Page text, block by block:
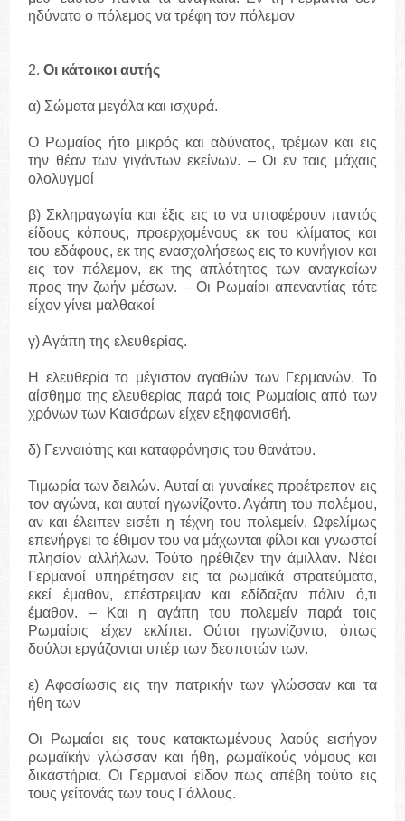
ηδύνατο ο πόλεμος να τρέφη τον πόλεμον
2.Οι κάτοικοι αυτής
α) Σώματα μεγάλα και ισχυρά.
Ο Ρωμαίος ήτο μικρός και αδύνατος, τρέμων και εις
την θέαν των γιγάντων εκείνων. – Οι εν ταις μάχαις
ολολυγμοί
β) Σκληραγωγία και έξις εις το να υποφέρουν παντός
είδους κόπους, προερχομένους εκ του κλίματος και
του εδάφους, εκ της ενασχολήσεως εις το κυνήγιον και
εις τον πόλεμον, εκ της απλότητος των αναγκαίων
προς την ζωήν μέσων. – Οι Ρωμαίοι απεναντίας τότε
είχον γίνει μαλθακοί
γ) Αγάπη της ελευθερίας.
Η ελευθερία το μέγιστον αγαθών των Γερμανών. Το
αίσθημα της ελευθερίας παρά τοις Ρωμαίοις από των
χρόνων των Καισάρων είχεν εξηφανισθή.
δ) Γενναιότης και καταφρόνησις του θανάτου.
Τιμωρία των δειλών. Αυταί αι γυναίκες προέτρεπον εις
τον αγώνα, και αυταί ηγωνίζοντο. Αγάπη του πολέμου,
αν και έλειπεν εισέτι η τέχνη του πολεμείν. Ωφελίμως
επενήργει το έθιμον του να μάχωνται φίλοι και γνωστοί
πλησίον αλλήλων. Τούτο ηρέθιζεν την άμιλλαν. Νέοι
Γερμανοί υπηρέτησαν εις τα ρωμαϊκά στρατεύματα,
εκεί έμαθον, επέστρεψαν και εδίδαξαν πάλιν ό,τι
έμαθον. – Και η αγάπη του πολεμείν παρά τοις
Ρωμαίοις είχεν εκλίπει. Ούτοι ηγωνίζοντο, όπως
δούλοι εργάζονται υπέρ των δεσποτών των.
ε) Αφοσίωσις εις την πατρικήν των γλώσσαν και τα
ήθη των
Οι Ρωμαίοι εις τους κατακτωμένους λαούς εισήγον
ρωμαϊκήν γλώσσαν και ήθη, ρωμαϊκούς νόμους και
δικαστήρια. Οι Γερμανοί είδον πως απέβη τούτο εις
τους γείτονάς των τους Γάλλους.